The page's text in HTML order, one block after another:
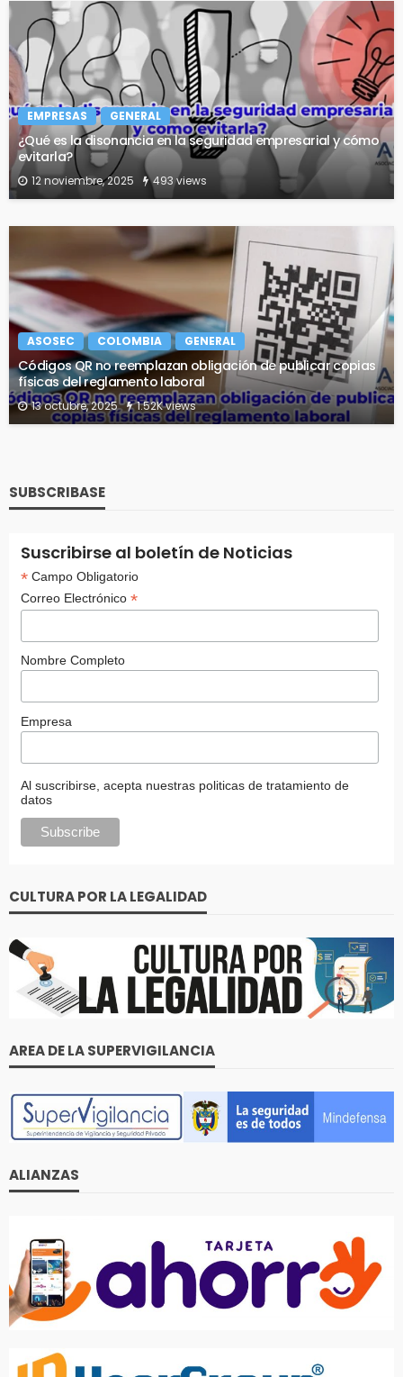
EMPRESAS GENERAL
¿Qué es la disonancia en la seguridad empresarial y cómo
evitarla?
12 noviembre, 2025 493 views
ASOSEC COLOMBIA GENERAL
Códigos QR no reemplazan obligación de publicar copias
físicas del reglamento laboral
13 octubre, 2025 1.52K views
SUBSCRIBASE
Suscribirse al boletín de Noticias
*Campo Obligatorio
Correo Electrónico *
Nombre Completo
Empresa
Al suscribirse, acepta nuestras politicas de tratamiento de
datos
CULTURA POR LA LEGALIDAD
AREA DE LA SUPERVIGILANCIA
ALIANZAS